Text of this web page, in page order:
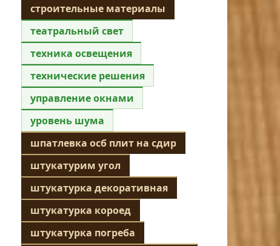
строительные материалы
театральный свет
техника освещения
технические решения
управление окнами
уровень шума
шпатлевка осб плит на сдир
штукатурим угол
штукатурка декоративная
штукатурка короед
штукатурка погреба